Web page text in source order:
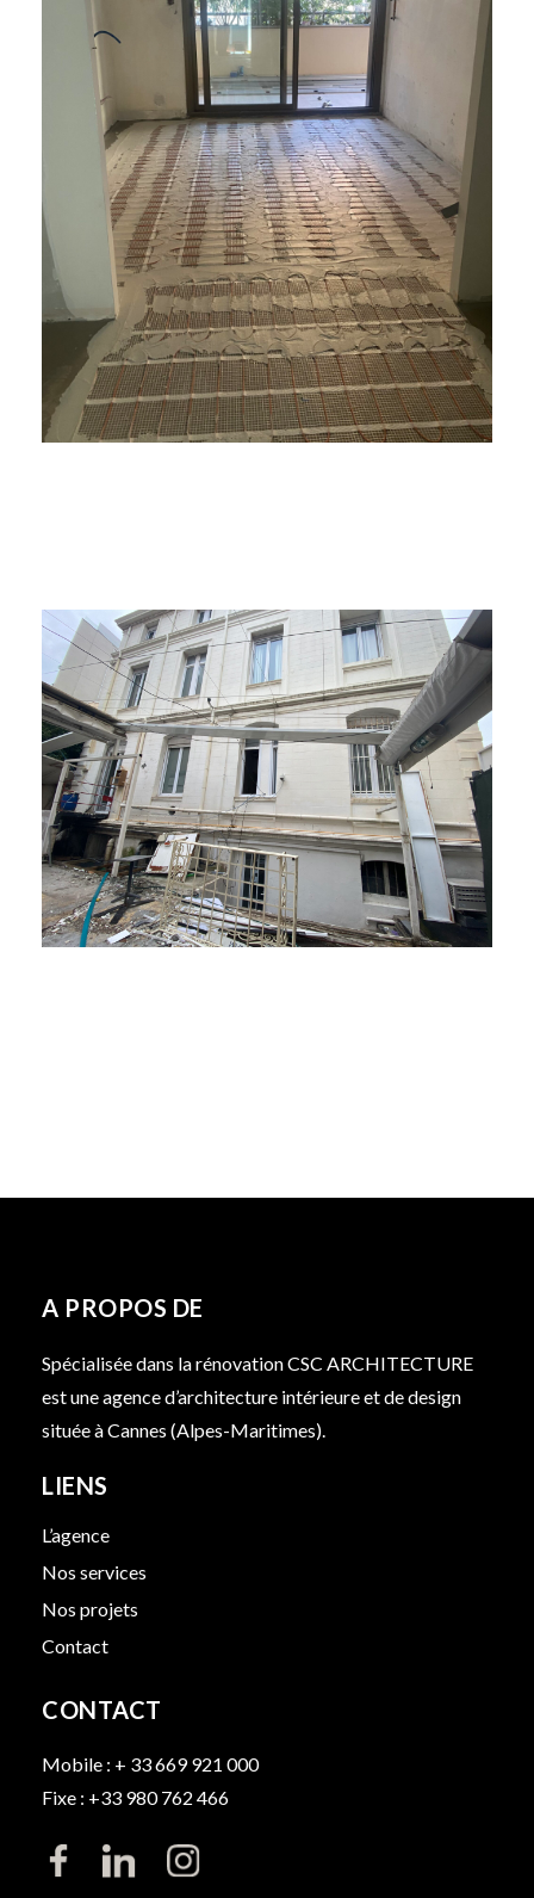
A PROPOS DE
Spécialisée dans la rénovation CSC ARCHITECTURE
est une agence d’architecture intérieure et de design
située à Cannes (Alpes-Maritimes).
LIENS
L’agence
Nos services
Nos projets
Contact
CONTACT
Mobile : + 33 669 921 000
Fixe : +33 980 762 466